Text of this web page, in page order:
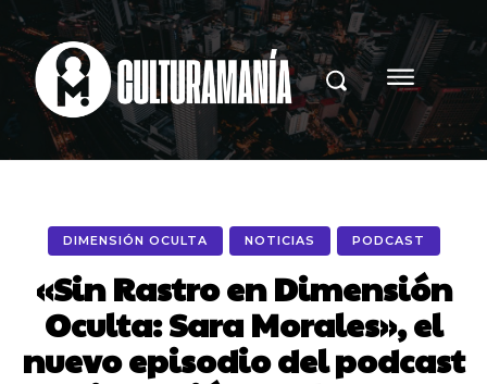
DIMENSIÓN OCULTA NOTICIAS PODCAST
«Sin Rastro en Dimensión
Oculta: Sara Morales», el
nuevo episodio del podcast